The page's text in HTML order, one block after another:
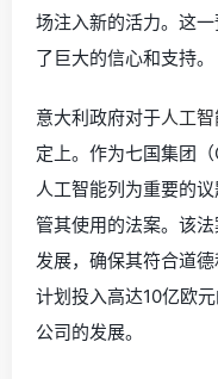
场注入新的活力。这
了巨大的信心和支持。
意大利政府对于人工
定上。作为七国集团
人工智能列为重要的
管其使用的法案。该
发展，确保其符合道
计划投入高达10亿欧
公司的发展。